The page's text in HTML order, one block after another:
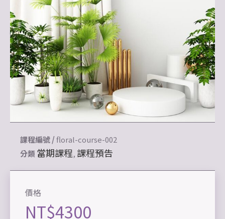
課程編號 /floral-course-002
分類 當期課程, 課程預告
價格
NT$4300